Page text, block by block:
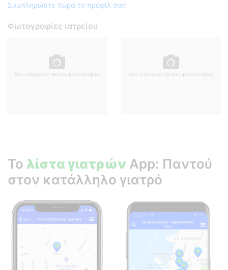
Συμπληρώστε τώρα το προφίλ σας
Φωτογραφίες ιατρείου
Δεν υπάρχουν ακόμη φωτογραφίες Δεν υπάρχουν ακόμη φωτογραφίες
Το λίστα γιατρών App: Παντού
στον κατάλληλο γιατρό